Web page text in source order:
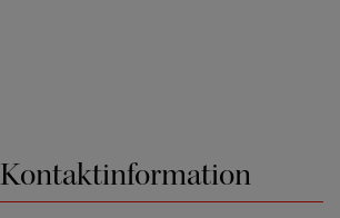
Kontaktinformation